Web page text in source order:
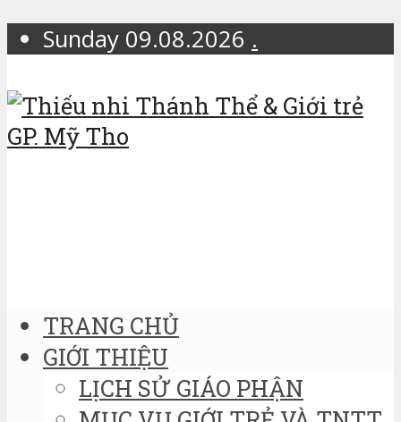
Sunday 09.08.2026 .
TRANG CHỦ
GIỚI THIỆU
LỊCH SỬ GIÁO PHẬN